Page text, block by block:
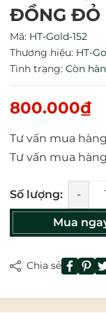
ĐỒNG ĐỎ
Mã: HT-Gold-152
Thương hiệu: HT-
Tình trạng: Còn
800.000₫
Tư vấn mua
Tư vấn mua
Số lượng: -
Mua
Chia sẻ
Ngày hết hạn:
Điều kiện: